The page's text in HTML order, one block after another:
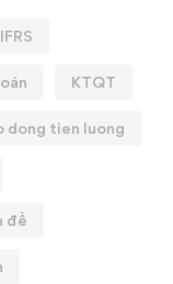
IFRS
KTQT
dong tien luong
đề